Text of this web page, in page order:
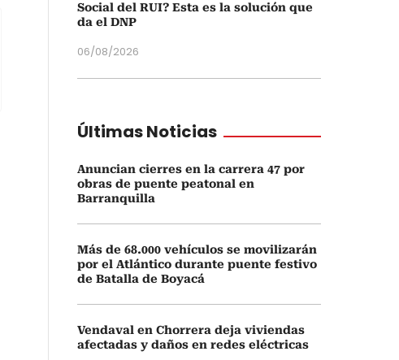
Social del RUI? Esta es la solución que
da el DNP
06/08/2026
Últimas Noticias
Anuncian cierres en la carrera 47 por
obras de puente peatonal en
Barranquilla
Más de 68.000 vehículos se movilizarán
por el Atlántico durante puente festivo
de Batalla de Boyacá
Vendaval en Chorrera deja viviendas
afectadas y daños en redes eléctricas